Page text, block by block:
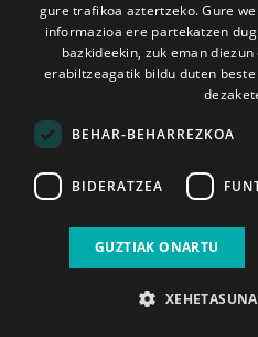
2026ko eka. 1a
gure trafikoa aztertzeko. Gure
informazioa ere partekatzen
bazkideekin, zuk eman
erabiltzeagatik bildu duten
BEHAR-BEHARREZKOA
BIDERATZEA
GUZTIAK ONARTU